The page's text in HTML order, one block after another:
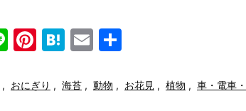
Li
e
Pi
er
H
e
E
ai
, おにぎり , 海苔 , 動物 , お花見 , 植物 , 車・電車